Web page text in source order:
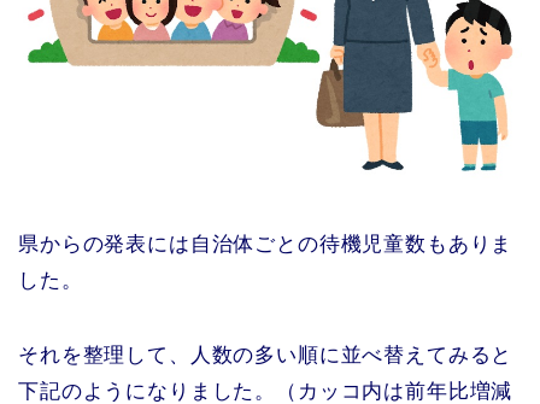
県からの発表には自治体ごとの待機児童数もありま
した。
それを整理して、人数の多い順に並べ替えてみると
下記のようになりました。（カッコ内は前年比増減